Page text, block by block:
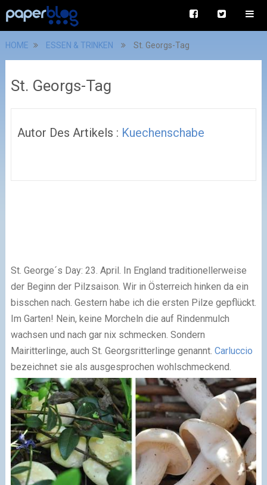
HOME ESSEN & TRINKEN St. Georgs-Tag
St. Georgs-Tag
Autor Des Artikels : Kuechenschabe
St. George´s Day: 23. April. In England traditionellerweise
der Beginn der Pilzsaison. Wir in Österreich hinken da ein
bisschen nach. Gestern habe ich die ersten Pilze gepflückt.
Im Garten! Nein, keine Morcheln die auf Rindenmulch
wachsen und nach gar nix schmecken. Sondern
Mairitterlinge, auch St. Georgsritterlinge genannt. Carluccio
bezeichnet sie als ausgesprochen wohlschmeckend.